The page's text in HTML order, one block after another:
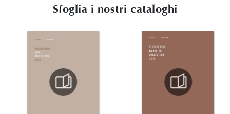
Sfoglia i nostri cataloghi